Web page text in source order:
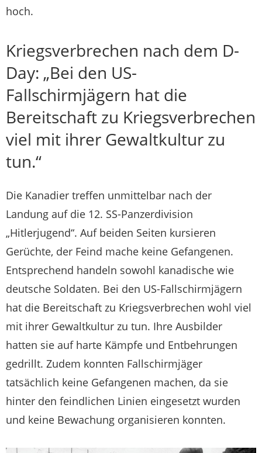
hoch.
Kriegsverbrechen nach dem D-
Day: „Bei den US-
Fallschirmjägern hat die
Bereitschaft zu Kriegsverbrechen
viel mit ihrer Gewaltkultur zu
tun.“
Die Kanadier treffen unmittelbar nach der
Landung auf die 12. SS-Panzerdivision
„Hitlerjugend“. Auf beiden Seiten kursieren
Gerüchte, der Feind mache keine Gefangenen.
Entsprechend handeln sowohl kanadische wie
deutsche Soldaten. Bei den US-Fallschirmjägern
hat die Bereitschaft zu Kriegsverbrechen wohl viel
mit ihrer Gewaltkultur zu tun. Ihre Ausbilder
hatten sie auf harte Kämpfe und Entbehrungen
gedrillt. Zudem konnten Fallschirmjäger
tatsächlich keine Gefangenen machen, da sie
hinter den feindlichen Linien eingesetzt wurden
und keine Bewachung organisieren konnten.